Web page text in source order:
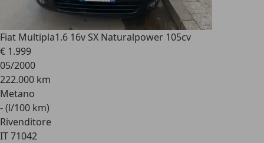
Fiat Multipla1.6 16v SX Naturalpower 105cv
€ 1.999
05/2000
222.000 km
Metano
- (l/100 km)
Rivenditore
IT 71042